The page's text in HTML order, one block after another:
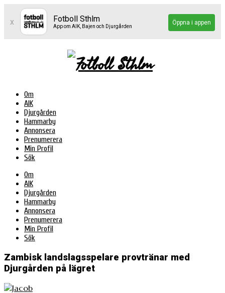
x Fotboll Sthlm
App om AIK, Bajen och Djurgården
Öppna i appen
Om
AIK
Djurgården
Hammarby
Annonsera
Prenumerera
Min Profil
Sök
Om
AIK
Djurgården
Hammarby
Annonsera
Prenumerera
Min Profil
Sök
Zambisk landslagsspelare provtränar med
Djurgården på lägret